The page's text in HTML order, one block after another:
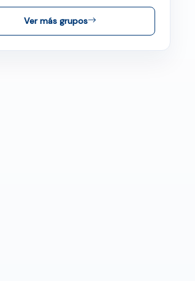
Ver más grupos